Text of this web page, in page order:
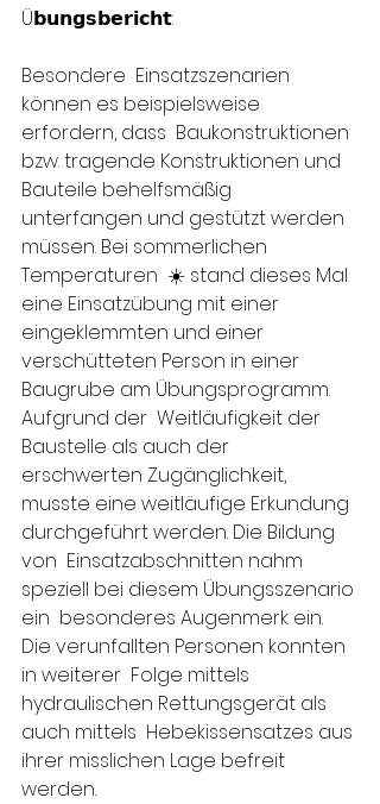
Ü𝗯𝘂𝗻𝗴𝘀𝗯𝗲𝗿𝗶𝗰𝗵𝘁:
Besondere  Einsatzszenarien
können es beispielsweise
erfordern, dass  Baukonstruktionen
bzw. tragende Konstruktionen und
Bauteile behelfsmäßig
unterfangen und gestützt werden
müssen. Bei sommerlichen
Temperaturen  ☀️ stand dieses Mal
eine Einsatzübung mit einer
eingeklemmten und einer
verschütteten Person in einer
Baugrube am Übungsprogramm.
Aufgrund der  Weitläufigkeit der
Baustelle als auch der
erschwerten Zugänglichkeit,
musste eine weitläufige Erkundung
durchgeführt werden. Die Bildung
von  Einsatzabschnitten nahm
speziell bei diesem Übungsszenario
ein  besonderes Augenmerk ein.
Die verunfallten Personen konnten
in weiterer  Folge mittels
hydraulischen Rettungsgerät als
auch mittels  Hebekissensatzes aus
ihrer misslichen Lage befreit
werden.